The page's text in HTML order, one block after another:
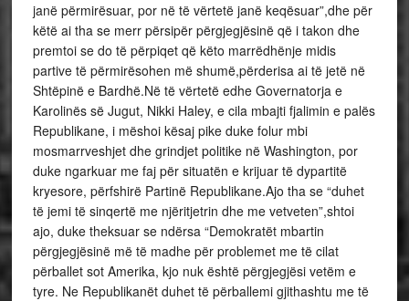
janë përmirësuar, por në të vërtetë janë keqësuar”,dhe për
këtë ai tha se merr përsipër përgjegjësinë që i takon dhe
premtoi se do të përpiqet që këto marrëdhënje midis
partive të përmirësohen më shumë,përderisa ai të jetë në
Shtëpinë e Bardhë.Në të vërtetë edhe Governatorja e
Karolinës së Jugut, Nikki Haley, e cila mbajti fjalimin e palës
Republikane, i mëshoi kësaj pike duke folur mbi
mosmarrveshjet dhe grindjet politike në Washington, por
duke ngarkuar me faj për situatën e krijuar të dypartitë
kryesore, përfshirë Partinë Republikane.Ajo tha se “duhet
të jemi të sinqertë me njëritjetrin dhe me vetveten”,shtoi
ajo, duke theksuar se ndërsa “Demokratët mbartin
përgjegjësinë më të madhe për problemet me të cilat
përballet sot Amerika, kjo nuk është përgjegjësi vetëm e
tyre. Ne Republikanët duhet të përballemi gjithashtu me të